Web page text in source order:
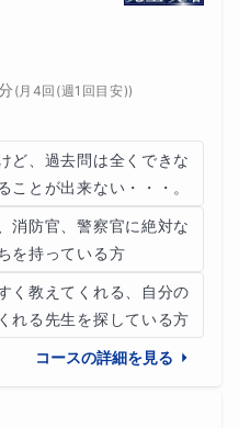
( 月4回(週1回目安))
ど、過去問は全くできな
ことが出来ない・・・。
消防官、警察官に絶対な
を持っている方
く教えてくれる、自分の
れる先生を探している方
コースの詳細を見る